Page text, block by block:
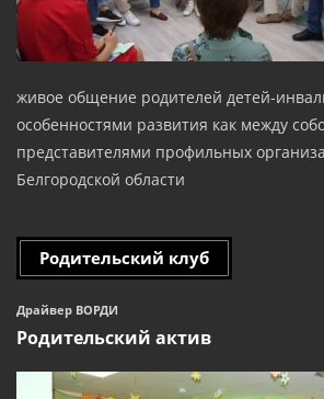
живое общение родителей детей-
особенностями развития как между
представителями профильных
Белгородской области
Родительский клуб
Драйвер ВОРДИ
Родительский актив